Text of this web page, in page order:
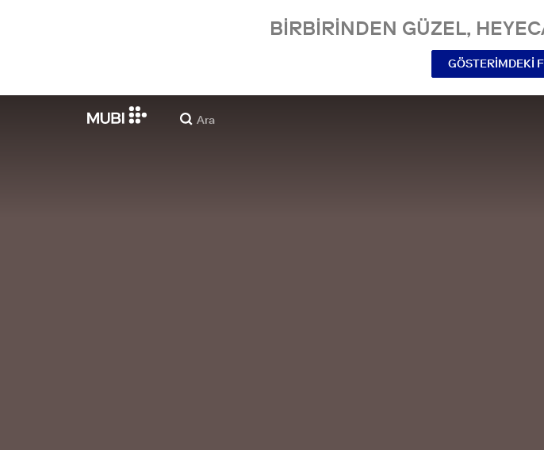
BIRBIRINDEN GÜZEL,
GÖSTERIMDEKI